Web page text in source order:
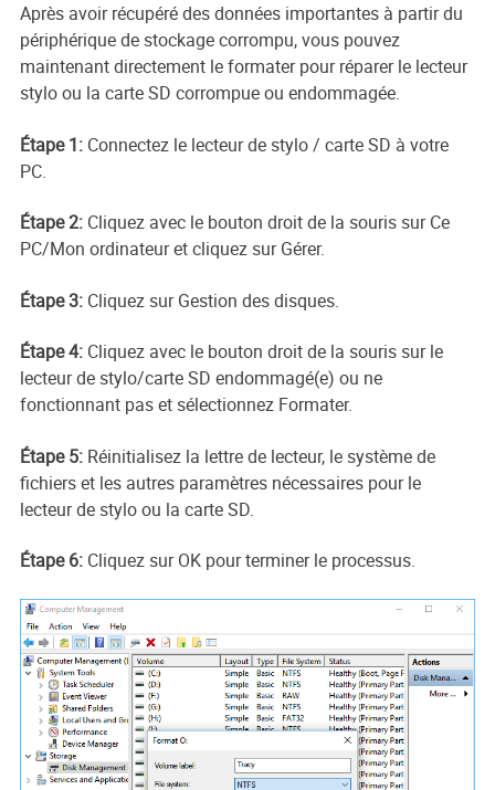
Après avoir récupéré des données importantes à partir du
périphérique de stockage corrompu, vous pouvez
maintenant directement le formater pour réparer le lecteur
stylo ou la carte SD corrompue ou endommagée.
Étape 1: Connectez le lecteur de stylo / carte SD à votre
PC.
Étape 2:Cliquez avec le bouton droit de la souris sur Ce
PC/Mon ordinateur et cliquez sur Gérer.
Étape 3:Cliquez sur Gestion des disques.
Étape 4:Cliquez avec le bouton droit de la souris sur le
lecteur de stylo/carte SD endommagé(e) ou ne
fonctionnant pas et sélectionnez Formater.
Étape 5:Réinitialisez la lettre de lecteur, le système de
fichiers et les autres paramètres nécessaires pour le
lecteur de stylo ou la carte SD.
Étape 6: Cliquez sur OK pour terminer le processus.